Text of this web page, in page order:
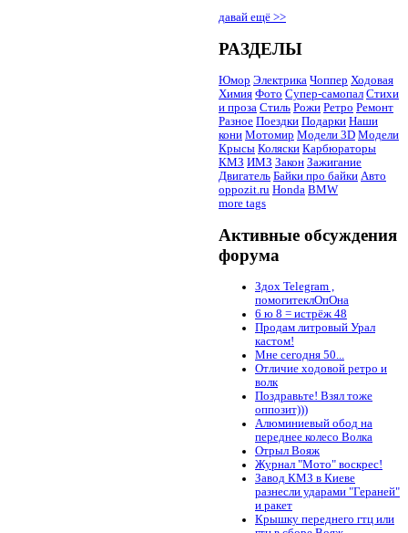
давай ещё >>
РАЗДЕЛЫ
Юмор Электрика Чоппер Ходовая
Химия Фото Супер-самопал Стихи
и проза Стиль Рожи Ретро Ремонт
Разное Поездки Подарки Наши
кони Мотомир Модели 3D Модели
Крысы Коляски Карбюраторы
КМЗ ИМЗ Закон Зажигание
Двигатель Байки про байки Авто
oppozit.ru Honda BMW
more tags
Активные обсуждения
форума
Здох Telegram ,
помогитеклОпОна
6 ю 8 = истрёж 48
Продам литровый Урал
кастом!
Мне сегодня 50...
Отличие ходовой ретро и
волк
Поздравьте! Взял тоже
оппозит)))
Алюминиевый обод на
переднее колесо Волка
Отрыл Вояж
Журнал "Мото" воскрес!
Завод КМЗ в Киеве
разнесли ударами "Гераней"
и ракет
Крышку переднего гтц или